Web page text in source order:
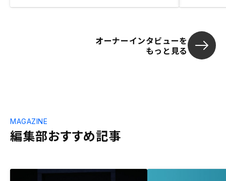
オーナーインタビューを
もっと見る
編集部おすすめ記事
MAGAZINE